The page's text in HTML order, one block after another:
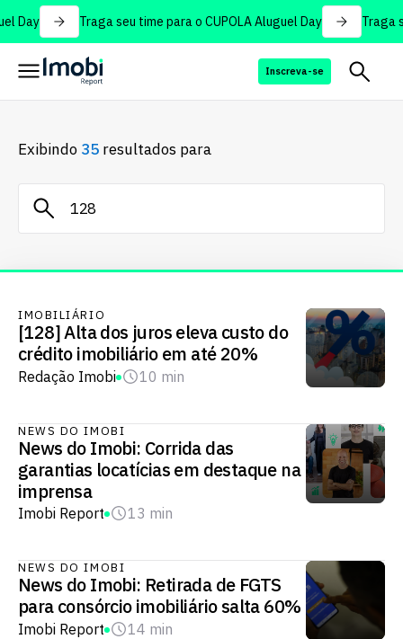
Day Traga seu time para o CUPOLA Aluguel Day Traga
Inscreva-se
Exibindo 35 resultados para
IMOBILIÁRIO
[128] Alta dos juros eleva custo do
crédito imobiliário em até 20%
Redação Imobi 10 min
NEWS DO IMOBI
News do Imobi: Corrida das
garantias locatícias em destaque na
imprensa
Imobi Report 13 min
NEWS DO IMOBI
News do Imobi: Retirada de FGTS
para consórcio imobiliário salta 60%
Imobi Report 14 min